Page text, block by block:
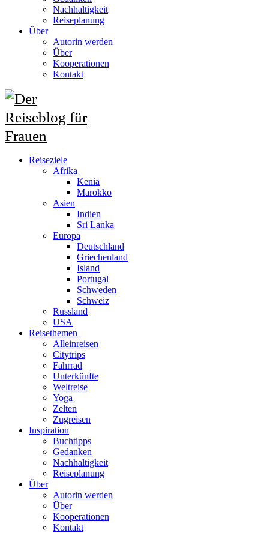
Nachhaltigkeit
Reiseplanung
Über
Autorin werden
Über
Kooperationen
Kontakt
Reiseziele
Afrika
Kenia
Marokko
Asien
Indien
Sri Lanka
Europa
Deutschland
Griechenland
Island
Portugal
Schweden
Schweiz
Russland
USA
Reisethemen
Alleinreisen
Citytrips
Fahrrad
Unterkünfte
Weltreise
Yoga
Zelten
Zugreisen
Inspiration
Buchtipps
Gedanken
Nachhaltigkeit
Reiseplanung
Über
Autorin werden
Über
Kooperationen
Kontakt